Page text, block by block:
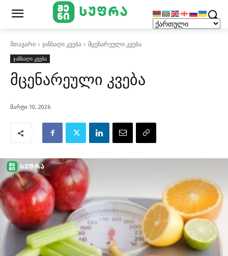
მთავარი ჯანსაღი კვება
მცენარეული კვება
ჯანსაღი კვება
მცენარეული კვება
მარტი 10, 2026